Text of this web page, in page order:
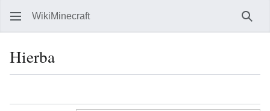
WikiMinecraft
Hierba